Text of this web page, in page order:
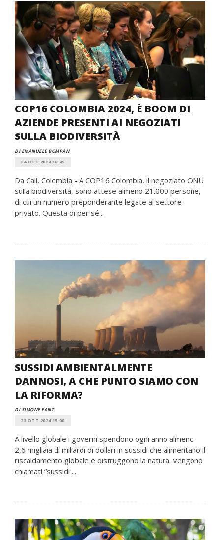
COP16 COLOMBIA 2024, È BOOM DI
AZIENDE PRESENTI AI NEGOZIATI
SULLA BIODIVERSITÀ
DI EMANUELE BOMPAN
24 OTT 2024 16:45
Da Cali, Colombia - A COP16 Colombia, il negoziato ONU
sulla biodiversità, sono attese almeno 21.000 persone,
di cui un numero preponderante legate al settore
privato. Questa di per sé...
SUSSIDI AMBIENTALMENTE
DANNOSI, A CHE PUNTO SIAMO CON
LA RIFORMA?
DI SIMONE FANT
23 OTT 2024 15:00
A livello globale i governi spendono ogni anno almeno
2,6 migliaia di miliardi di dollari in sussidi che alimentano il
riscaldamento globale e distruggono la natura. Vengono
chiamati “sussidi ...